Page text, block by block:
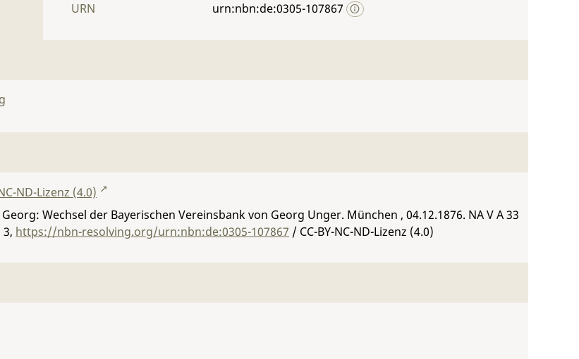
URN
urn:nbn:de:0305-107867
ND-Lizenz (4.0)
Wechsel der Bayerischen Vereinsbank von Georg Unger. München , 04.12.1876. NA V A 33
3, https://nbn-resolving.org/urn:nbn:de:0305-107867 / CC-BY-NC-ND-Lizenz (4.0)